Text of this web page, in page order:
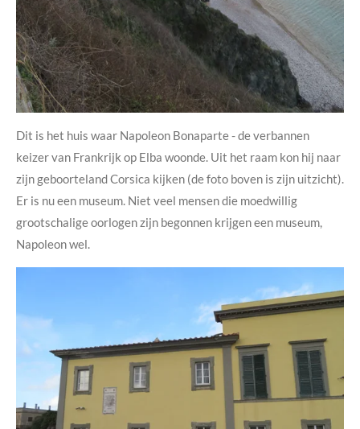
Dit is het huis waar Napoleon Bonaparte - de verbannen
keizer van Frankrijk op Elba woonde. Uit het raam kon hij naar
zijn geboorteland Corsica kijken (de foto boven is zijn uitzicht).
Er is nu een museum. Niet veel mensen die moedwillig
grootschalige oorlogen zijn begonnen krijgen een museum,
Napoleon wel.